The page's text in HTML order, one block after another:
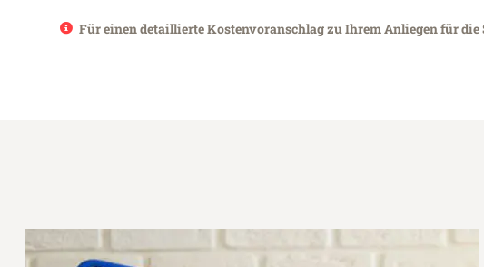
Für einen detaillierte Kostenvoranschlag zu Ihrem Anliegen für